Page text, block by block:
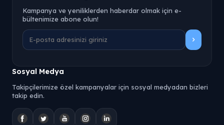
Kampanya ve yeniliklerden haberdar olmak için e-
bültenimize abone olun!
Sosyal Medya
Takipçilerimize özel kampanyalar için sosyal medyadan bizleri
takip edin.